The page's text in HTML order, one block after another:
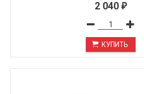
2 040 ₽
КУПИТЬ